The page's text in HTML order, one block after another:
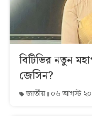
বিটিভির নতুন
জেসিন?
জাতীয় ০৬ আগস্ট